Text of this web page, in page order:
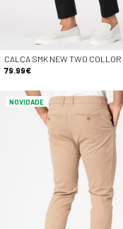
CALÇA SMK NEW TWO COLLOR
79.99€
NOVIDADE